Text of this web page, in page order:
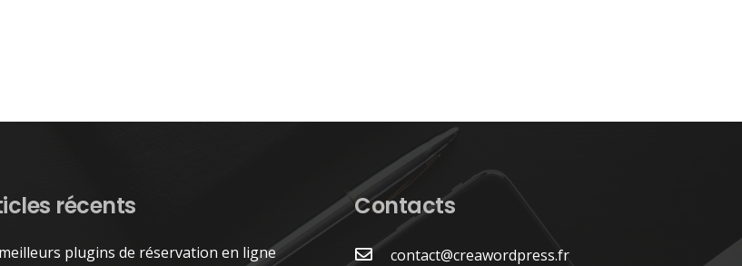
récents
plugins de réservation en ligne
Contacts
contact@creawordpress.fr